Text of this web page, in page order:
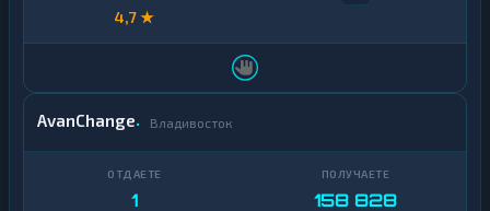
4,7 ★
AvanChange Владивосток
1 158 828